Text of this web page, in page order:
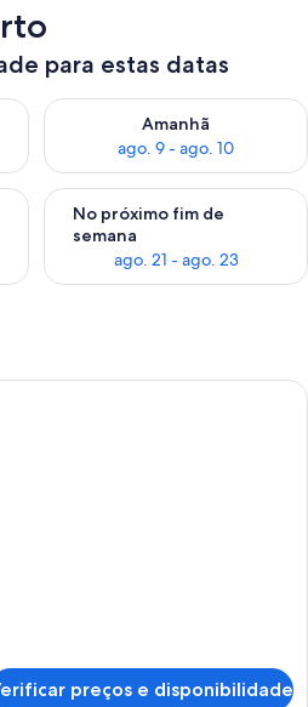
para estas datas
esta noite, ago. 8 - ago. 9
Amanhã
ago. 9 - ago. 10
Verifica a disponibilidade
este fim de semana, ago. 14 -
No próximo fim de
semana
ago. 21 - ago. 23
Verifica a disponibilidade
Quarto de hotel com duas camas,
preços e disponibilidade